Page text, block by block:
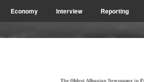
Economy Interview Reporting